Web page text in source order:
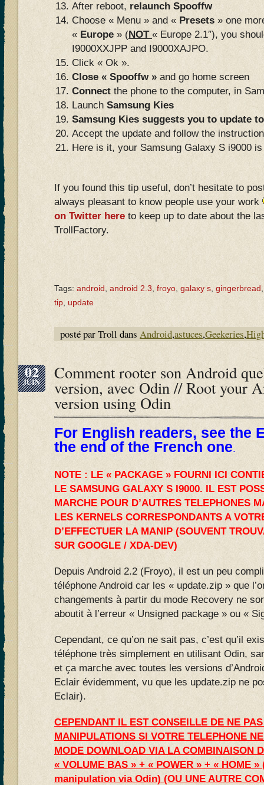
After reboot, relaunch Spooffw
Choose « Menu » and « Presets » one
« Europe » (NOT « Europe 2.1″), you
I9000XXJPP and I9000XAJPO.
Click « Ok ».
Close « Spooffw » and go home screen
Connect the phone to the computer, in
Launch Samsung Kies
Samsung Kies suggests you to update
Accept the update and follow the
Here is it, your Samsung Galaxy S i9000
If you found this tip useful, don’t hesitate to
always pleasant to know people use your work
on Twitter here to keep up to date about the
TrollFactory.
Tags: android android 2.3 froyo galaxy s gingerbread
tip update
posté par Troll dans Android,astuces,Geekeries,
02
JUIN Comment rooter son Android
version, avec Odin // Root your
version using Odin
For English readers, see the
the end of the French one.
NOTE : LE « PACKAGE » FOURNI ICI
LE SAMSUNG GALAXY S I9000. IL EST
MARCHE POUR D’AUTRES TELEPHONES
LES KERNELS CORRESPONDANTS A
D’EFFECTUER LA MANIP (SOUVENT
SUR GOOGLE / XDA-DEV)
Depuis Android 2.2 (Froyo), il est un peu
téléphone Android car les « update.zip » que
changements à partir du mode Recovery ne
aboutit à l’erreur « Unsigned package » ou «
Cependant, ce qu’on ne sait pas, c’est qu’il
téléphone très simplement en utilisant Odin,
et ça marche avec toutes les versions
Eclair évidemment, vu que les update.zip ne
Eclair).
CEPENDANT IL EST CONSEILLE DE NE
MANIPULATIONS SI VOTRE TELEPHONE
MODE DOWNLOAD VIA LA COMBINAISON
« VOLUME BAS » + « POWER » + « HOME
manipulation via Odin) (OU UNE AUTRE